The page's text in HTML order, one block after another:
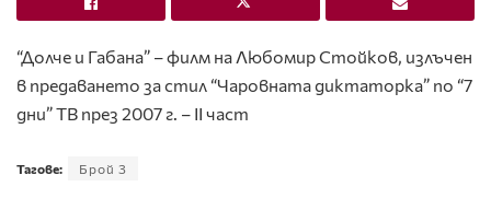
“Долче и Габана” – филм на Любомир Стойков, излъчен
в предаването за стил “Чаровната диктаторка” по “7
дни” ТВ през 2007 г. – ІІ част
Тагове: Брой 3